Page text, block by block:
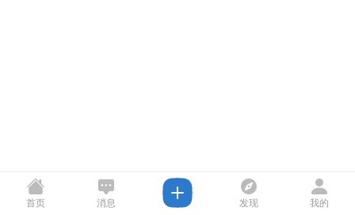
首页 消息 发现 我的